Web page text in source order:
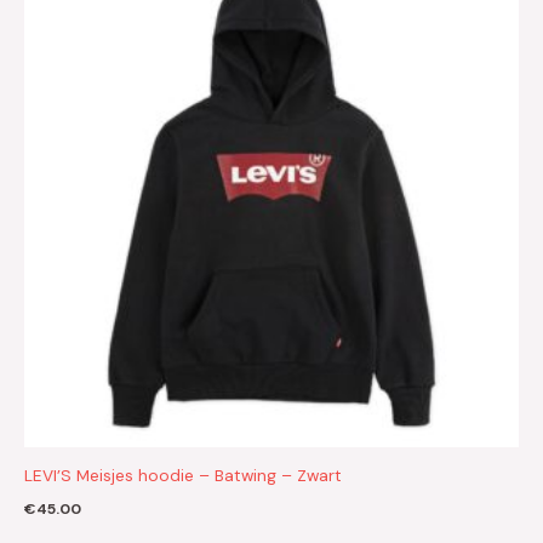
LEVI’S Meisjes hoodie – Batwing – Zwart
€45.00